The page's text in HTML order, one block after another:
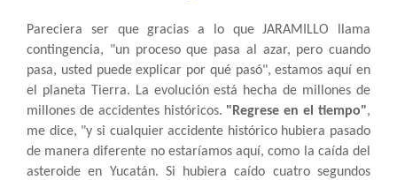
Pareciera ser que gracias a lo que JARAMILLO llama
contingencia, "un proceso que pasa al azar, pero cuando
pasa, usted puede explicar por qué pasó", estamos aquí en
el planeta Tierra. La evolución está hecha de millones de
millones de accidentes históricos. "Regrese en el tiempo",
me dice, "y si cualquier accidente histórico hubiera pasado
de manera diferente no estaríamos aquí, como la caída del
asteroide en Yucatán. Si hubiera caído cuatro segundos